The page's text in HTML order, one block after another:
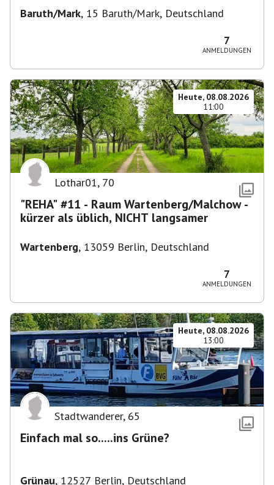
Baruth/Mark, 15 Baruth/Mark, Deutschland
7
ANMELDUNGEN
Heute, 08.08.2026
11:00
Lothar01, 70
"REHA" #11 - Raum Wartenberg/Malchow -
kürzer als üblich, NICHT langsamer
Wartenberg, 13059 Berlin, Deutschland
7
ANMELDUNGEN
Heute, 08.08.2026
13:00
Stadtwanderer, 65
Einfach mal so.....ins Grüne?
Grünau, 12527 Berlin, Deutschland